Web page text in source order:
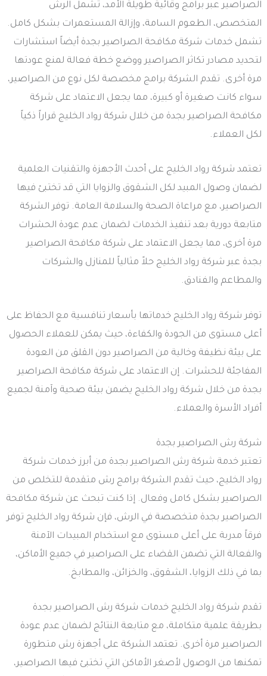
الصراصير عبر برامج وقائية طويلة الأمد، تشمل الرش
المتخصص، الطعوم السامة، وإزالة المستعمرات بشكل كامل.
تشمل خدمات شركة مكافحة الصراصير بجدة أيضاً استشارات
لتحديد مصادر تكاثر الصراصير ووضع خطة فعالة لمنع عودتها
مرة أخرى. تقدم الشركة برامج مخصصة لكل نوع من الصراصير،
سواء كانت صغيرة أو كبيرة، مما يجعل الاعتماد على شركة
مكافحة الصراصير بجدة من خلال شركة رواد الخليج قراراً ذكياً
لكل العملاء.
تعتمد شركة رواد الخليج على أحدث الأجهزة والتقنيات العلمية
لضمان وصول المبيد لكل الشقوق والزوايا التي قد تختبئ فيها
الصراصير، مع مراعاة الصحة والسلامة العامة. توفر الشركة
متابعة دورية بعد تنفيذ الخدمات لضمان عدم عودة الحشرات
مرة أخرى، مما يجعل الاعتماد على شركة مكافحة الصراصير
بجدة عبر شركة رواد الخليج حلاً مثالياً للمنازل والشركات
والمطاعم والفنادق.
توفر شركة رواد الخليج خدماتها بأسعار تنافسية مع الحفاظ على
أعلى مستوى من الجودة والكفاءة، حيث يمكن للعملاء الحصول
على بيئة نظيفة وخالية من الصراصير دون القلق من العودة
المفاجئة للحشرات. إن الاعتماد على شركة مكافحة الصراصير
بجدة من خلال شركة رواد الخليج يضمن بيئة صحية وآمنة لجميع
أفراد الأسرة والعملاء.
شركة رش الصراصير بجدة
تعتبر خدمة شركة رش الصراصير بجدة من أبرز خدمات شركة
رواد الخليج، حيث تقدم الشركة برامج رش متقدمة للتخلص من
الصراصير بشكل كامل وفعال. إذا كنت تبحث عن شركة مكافحة
الصراصير بجدة متخصصة في الرش، فإن شركة رواد الخليج توفر
فرقاً مدربة على أعلى مستوى مع استخدام المبيدات الآمنة
والفعالة التي تضمن القضاء على الصراصير في جميع الأماكن،
بما في ذلك الزوايا، الشقوق، والخزائن، والمطابخ.
تقدم شركة رواد الخليج خدمات شركة رش الصراصير بجدة
بطريقة علمية متكاملة، مع متابعة النتائج لضمان عدم عودة
الصراصير مرة أخرى. تعتمد الشركة على أجهزة رش متطورة
تمكنها من الوصول لأصغر الأماكن التي تختبئ فيها الصراصير،